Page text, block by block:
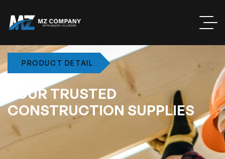
PRODUCT DETAIL
OUR TRUSTED
CONSTRUCTION SUPPLIES